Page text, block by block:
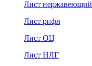
Лист нержавеющий
Лист рифл
Лист ОЦ
Лист НЛГ